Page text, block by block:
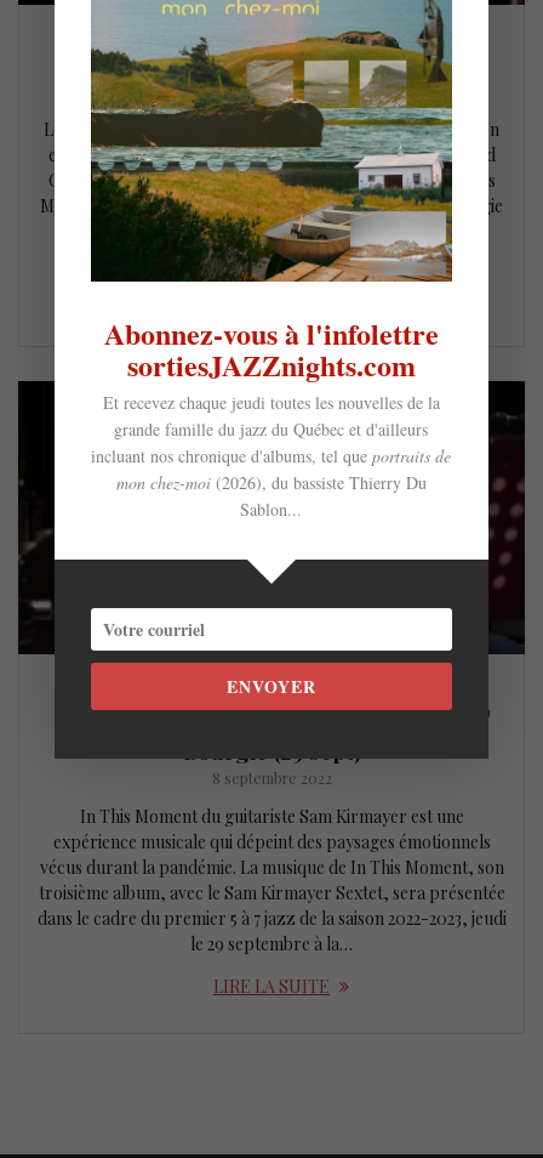
Charles McPherson à Bourgie (27 oct)
13 octobre 2022
Le remarquable saxophoniste américain Charles McPherson
est considéré comme l’un des principaux disciples du grand
Charlie Parker et a été un proche collaborateur de Charles
Mingus. Ce concert du Charles McPherson Quartet à Bourgie
en lien avec l’exposition « À plein volume – Basquiat et la
musique » fait écho à la fascination et au…
Sam Kirmayer Sextet – In This Moment @
Bourgie (29 sept)
8 septembre 2022
In This Moment du guitariste Sam Kirmayer est une
expérience musicale qui dépeint des paysages émotionnels
vécus durant la pandémie. La musique de In This Moment, son
troisième album, avec le Sam Kirmayer Sextet, sera présentée
dans le cadre du premier 5 à 7 jazz de la saison 2022-2023, jeudi
le 29 septembre à la…
LIRE LA SUITE
Abonnez-vous à l'infolettre
sortiesJAZZnights.com
Et recevez chaque jeudi toutes les nouvelles de la
grande famille du jazz du Québec et d'ailleurs
incluant nos chronique d'albums, tel queportraits de
mon chez-moi (2026), du bassiste Thierry Du
Sablon...
ENVOYER